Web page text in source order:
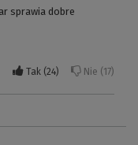
sprawia dobre
Tak 24 Nie 17